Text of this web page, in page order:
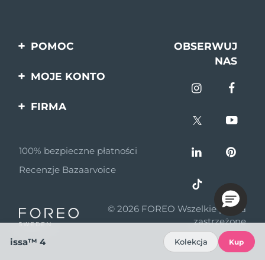
POMOC
Kontakt
OBSERWUJ
NAS
MOJE KONTO
FIRMA
Program partnerski
Wiadomości
MYSA
100% bezpieczne płatności
Recenzje Bazaarvoice
© 2026 FOREO Wszelkie prawa
zastrzeżone
issa™ 4
Kolekcja Kup